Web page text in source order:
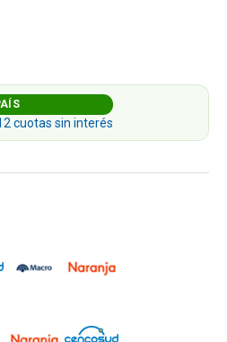
cuotas sin interés